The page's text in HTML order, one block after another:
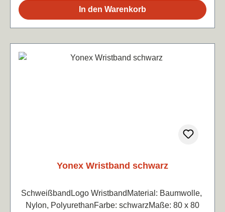
In den Warenkorb
Yonex Wristband schwarz
SchweißbandLogo WristbandMaterial: Baumwolle,
Nylon, PolyurethanFarbe: schwarzMaße: 80 x 80